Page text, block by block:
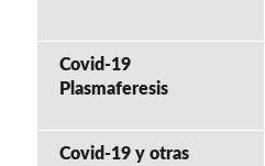
Covid-19
Plasmaferesis
Covid-19 y otras